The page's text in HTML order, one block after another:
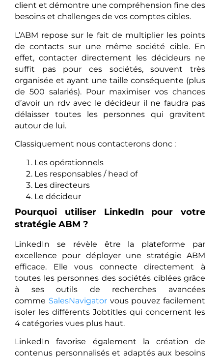
client et démontre une compréhension fine des
besoins et challenges de vos comptes cibles.
L’ABM repose sur le fait de multiplier les points
de contacts sur une même société cible. En
effet, contacter directement les décideurs ne
suffit pas pour ces sociétés, souvent très
organisée et ayant une taille conséquente (plus
de 500 salariés). Pour maximiser vos chances
d’avoir un rdv avec le décideur il ne faudra pas
délaisser toutes les personnes qui gravitent
autour de lui.
Classiquement nous contacterons donc :
Les opérationnels
Les responsables / head of
Les directeurs
Le décideur
Pourquoi utiliser LinkedIn pour votre
stratégie ABM ?
LinkedIn se révèle être la plateforme par
excellence pour déployer une stratégie ABM
efficace. Elle vous connecte directement à
toutes les personnes des sociétés ciblées grâce
à ses outils de recherches avancées
comme SalesNavigatorvous pouvez facilement
isoler les différents Jobtitles qui concernent les
4 catégories vues plus haut.
LinkedIn favorise également la création de
contenus personnalisés et adaptés aux besoins